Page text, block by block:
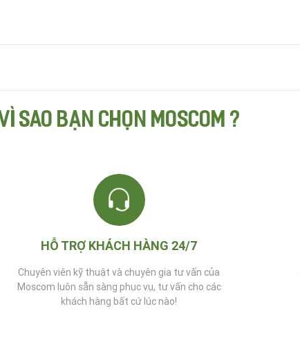
SAO BẠN CHỌN MOSCOM ?
HỖ TRỢ KHÁCH HÀNG 24/7
Chuyên viên kỹ thuật và chuyên gia tư vấn của
Moscom luôn sẵn sàng phục vụ, tư vấn cho các
khách hàng bất cứ lúc nào!